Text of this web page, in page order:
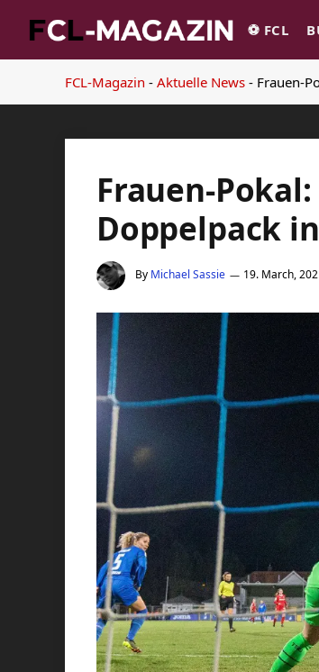
⚽️ FCL
FCL-Magazin - Aktuelle News - Frauen-
Frauen-
Doppelpack
By Michael Sassie 19. March,